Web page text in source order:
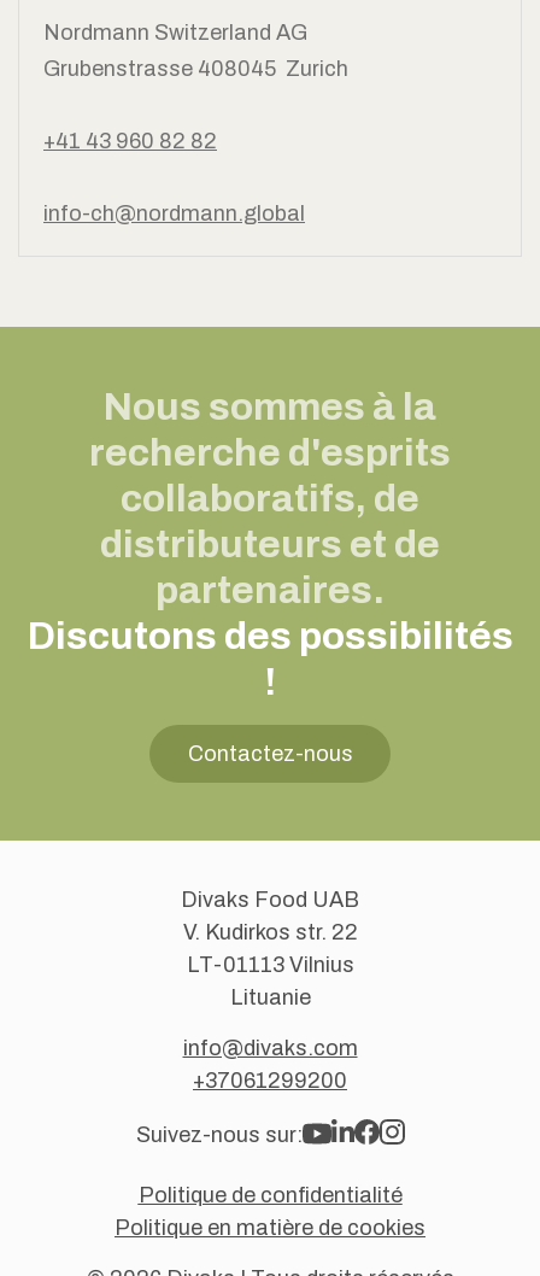
Nordmann Switzerland AG
Grubenstrasse 408045 Zurich
+41 43 960 82 82
info-ch@nordmann.global
Nous sommes à la
recherche d'esprits
collaboratifs, de
distributeurs et de
partenaires.
Discutons des possibilités
!
Contactez-nous
Divaks Food UAB
V. Kudirkos str. 22
LT-01113 Vilnius
Lituanie
info@divaks.com
+37061299200
Suivez-nous sur:
Politique de confidentialité
Politique en matière de cookies